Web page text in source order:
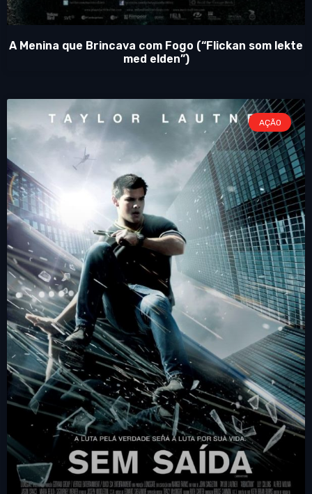
A Menina que Brincava com Fogo (“Flickan som lekte
med elden”)
AÇÃO